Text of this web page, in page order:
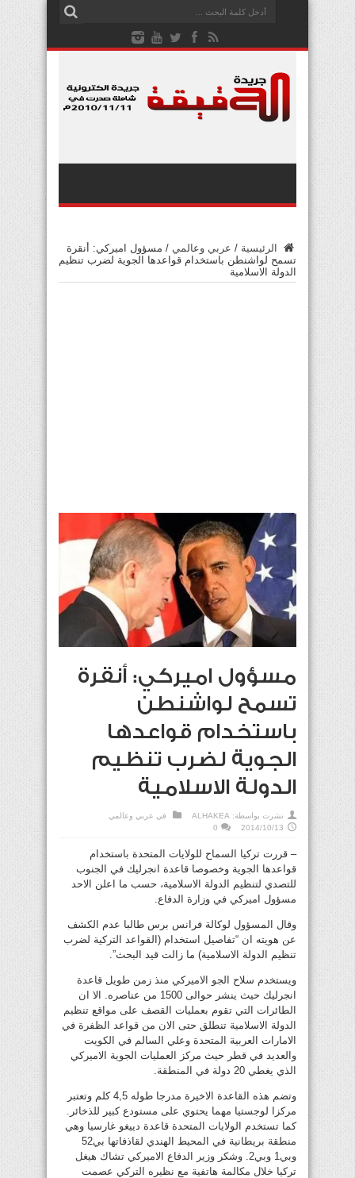
الرئيسية / عربي وعالمي / مسؤول اميركي: أنقرة
تسمح لواشنطن باستخدام قواعدها الجوية لضرب تنظيم
الدولة الاسلامية
مسؤول اميركي: أنقرة
تسمح لواشنطن
باستخدام قواعدها
الجوية لضرب تنظيم
الدولة الاسلامية
نشرت بواسطة: ALHAKEA في عربي وعالمي
2014/10/13
0
– قررت تركيا السماح للولايات المتحدة باستخدام
قواعدها الجوية وخصوصا قاعدة انجرليك في الجنوب
للتصدي لتنظيم الدولة الاسلامية، حسب ما اعلن الاحد
مسؤول اميركي في وزارة الدفاع.
وقال المسؤول لوكالة فرانس برس طالبا عدم الكشف
عن هويته ان “تفاصيل استخدام (القواعد التركية لضرب
تنظيم الدولة الاسلامية) ما زالت قيد البحث”.
ويستخدم سلاح الجو الاميركي منذ زمن طويل قاعدة
انجرليك حيث ينشر حوالى 1500 من عناصره. الا ان
الطائرات التي تقوم بعمليات القصف على مواقع تنظيم
الدولة الاسلامية تنطلق حتى الان من قواعد الظفرة في
الامارات العربية المتحدة وعلي السالم في الكويت
والعديد في قطر حيث مركز العمليات الجوية الاميركي
الذي يغطي 20 دولة في المنطقة.
وتضم هذه القاعدة الاخيرة مدرجا طوله 4,5 كلم وتعتبر
مركزا لوجستيا مهما يحتوي على مستودع كبير للذخائر.
كما تستخدم الولايات المتحدة قاعدة دييغو غارسيا وهي
منطقة بريطانية في المحيط الهندي لقاذفاتها بي52
وبي1 وبي2. وشكر وزير الدفاع الاميركي تشاك هيغل
تركيا خلال مكالمة هاتفية مع نظيره التركي عصمت